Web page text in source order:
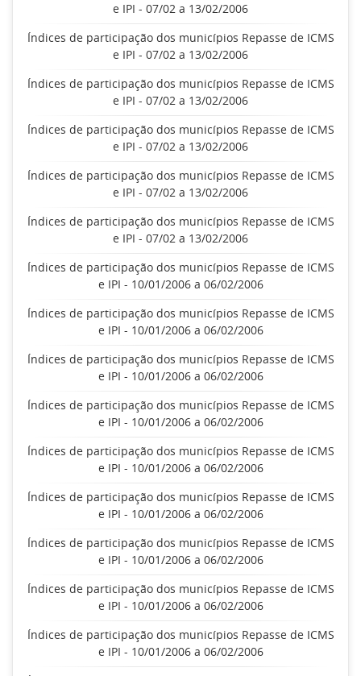
e IPI - 07/02 a 13/02/2006
Índices de participação dos municípios Repasse de ICMS
e IPI - 07/02 a 13/02/2006
Índices de participação dos municípios Repasse de ICMS
e IPI - 07/02 a 13/02/2006
Índices de participação dos municípios Repasse de ICMS
e IPI - 07/02 a 13/02/2006
Índices de participação dos municípios Repasse de ICMS
e IPI - 07/02 a 13/02/2006
Índices de participação dos municípios Repasse de ICMS
e IPI - 07/02 a 13/02/2006
Índices de participação dos municípios Repasse de ICMS
e IPI - 10/01/2006 a 06/02/2006
Índices de participação dos municípios Repasse de ICMS
e IPI - 10/01/2006 a 06/02/2006
Índices de participação dos municípios Repasse de ICMS
e IPI - 10/01/2006 a 06/02/2006
Índices de participação dos municípios Repasse de ICMS
e IPI - 10/01/2006 a 06/02/2006
Índices de participação dos municípios Repasse de ICMS
e IPI - 10/01/2006 a 06/02/2006
Índices de participação dos municípios Repasse de ICMS
e IPI - 10/01/2006 a 06/02/2006
Índices de participação dos municípios Repasse de ICMS
e IPI - 10/01/2006 a 06/02/2006
Índices de participação dos municípios Repasse de ICMS
e IPI - 10/01/2006 a 06/02/2006
Índices de participação dos municípios Repasse de ICMS
e IPI - 10/01/2006 a 06/02/2006